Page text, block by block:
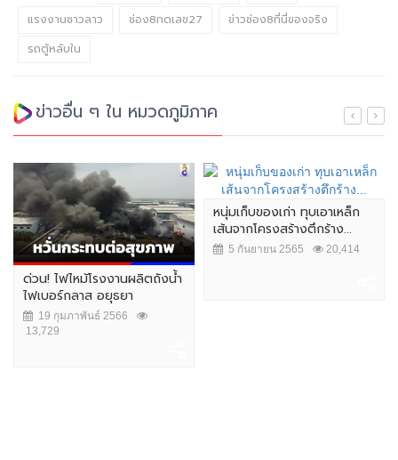
แรงงานชาวลาว
ช่อง8กดเลข27
ข่าวช่อง8ที่นี่ของจริง
รถตู้หลับใน
ข่าวอื่น ๆ ใน หมวดภูมิภาค
ด่วน! ไฟไหม้โรงงานผลิตถังน้ำ
ไฟเบอร์กลาส อยุธยา
19 กุมภาพันธ์ 2566
13,729
หนุ่มเก็บของเก่า ทุบเอาเหล็ก
เส้นจากโครงสร้างตึกร้าง...
5 กันยายน 2565 20,414